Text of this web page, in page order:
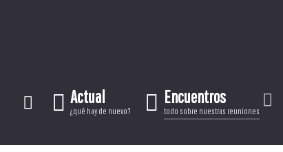
Actual
¿qué hay de nuevo?
Encuentros
todo sobre nuestras reuniones